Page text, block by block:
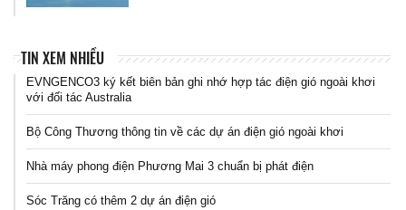
TIN XEM NHIỀU
EVNGENCO3 ký kết biên bản ghi nhớ hợp tác điện gió ngoài khơi
với đối tác Australia
Bộ Công Thương thông tin về các dự án điện gió ngoài khơi
Nhà máy phong điện Phương Mai 3 chuẩn bị phát điện
Sóc Trăng có thêm 2 dự án điện gió